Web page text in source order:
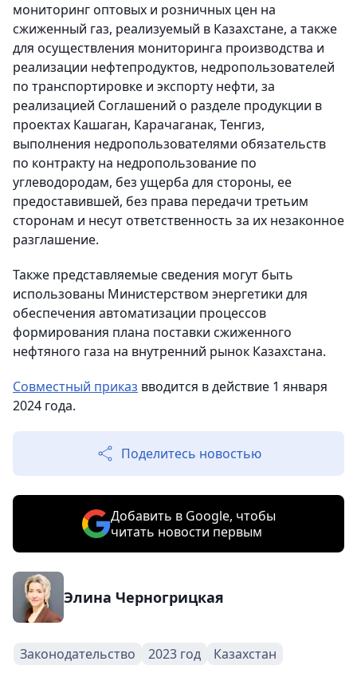
мониторинг оптовых и розничных цен на
сжиженный газ, реализуемый в Казахстане, а также
для осуществления мониторинга производства и
реализации нефтепродуктов, недропользователей
по транспортировке и экспорту нефти, за
реализацией Соглашений о разделе продукции в
проектах Кашаган, Карачаганак, Тенгиз,
выполнения недропользователями обязательств
по контракту на недропользование по
углеводородам, без ущерба для стороны, ее
предоставившей, без права передачи третьим
сторонам и несут ответственность за их незаконное
разглашение.
Также представляемые сведения могут быть
использованы Министерством энергетики для
обеспечения автоматизации процессов
формирования плана поставки сжиженного
нефтяного газа на внутренний рынок Казахстана.
Совместный приказ вводится в действие 1 января
2024 года.
Поделитесь новостью
Добавить в Google, чтобы
читать новости первым
Элина Черногрицкая
Законодательство 2023 год Казахстан